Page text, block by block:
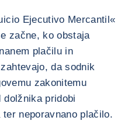
Ejecutivo Mercantil«
začne, ko obstaja
plačilu in
da sodnik
zakonitemu
dolžnika pridobi
neporavnano plačilo.